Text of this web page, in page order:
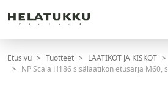
Etusivu Tuotteet LAATIKOT JA KISKOT
NP Scala H186 sisälaatikon etusarja M60,